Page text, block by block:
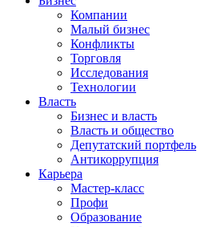
Компании
Малый бизнес
Конфликты
Торговля
Исследования
Технологии
Власть
Бизнес и власть
Власть и общество
Депутатский портфель
Антикоррупция
Карьера
Мастер-класс
Профи
Образование